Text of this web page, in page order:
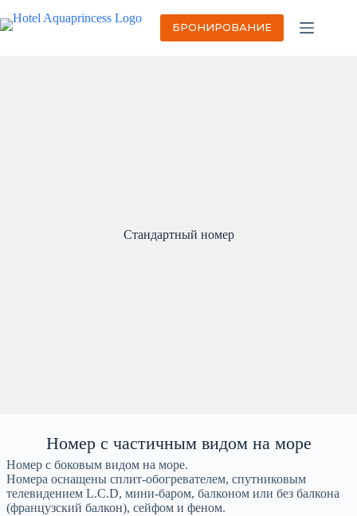
к
сути
БРОНИРОВАНИЕ
Стандартный номер
Номер с частичным видом на море
Номер с боковым видом на море.
Номера оснащены сплит-обогревателем, спутниковым
телевидением L.C.D, мини-баром, балконом или без балкона
(французский балкон), сейфом и феном.